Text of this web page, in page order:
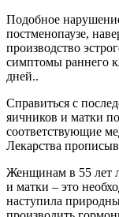
Подобное
постменопаузе,
производство
симптомы раннего
дней..
Справиться с
яичников и матки
соответствующие
Лекарства
Женщинам в 55 лет
и матки – это
наступила